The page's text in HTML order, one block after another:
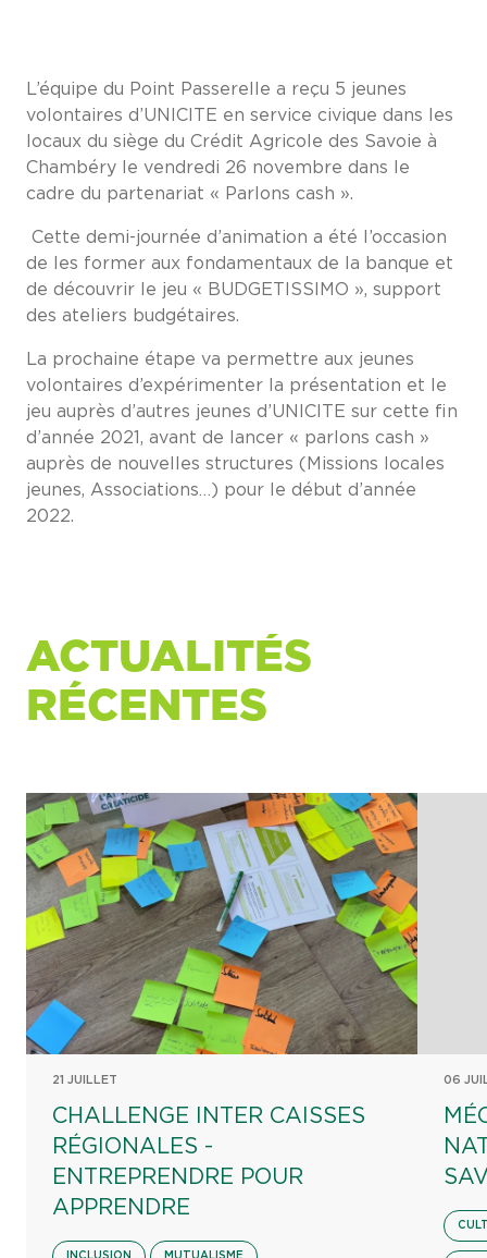
L’équipe du Point Passerelle a reçu 5 jeunes
volontaires d’UNICITE en service civique dans les
locaux du siège du Crédit Agricole des Savoie à
Chambéry le vendredi 26 novembre dans le
cadre du partenariat « Parlons cash ».
Cette demi-journée d’animation a été l’occasion
de les former aux fondamentaux de la banque et
de découvrir le jeu « BUDGETISSIMO », support
des ateliers budgétaires.
La prochaine étape va permettre aux jeunes
volontaires d’expérimenter la présentation et le
jeu auprès d’autres jeunes d’UNICITE sur cette fin
d’année 2021, avant de lancer « parlons cash »
auprès de nouvelles structures (Missions locales
jeunes, Associations…) pour le début d’année
2022.
ACTUALITÉS
RÉCENTES
21 JUILLET
CHALLENGE INTER CAISSES
RÉGIONALES -
ENTREPRENDRE POUR
APPRENDRE
06